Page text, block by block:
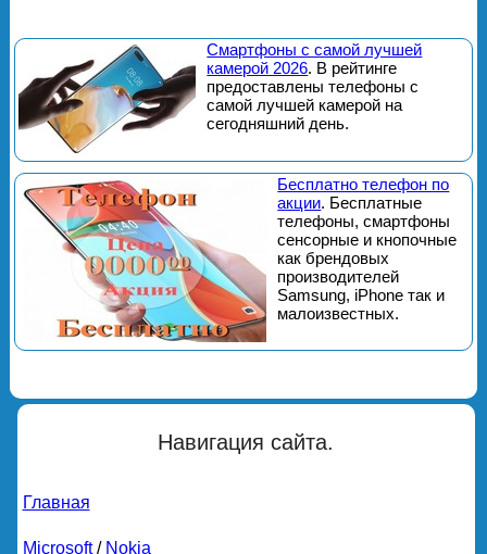
Смартфоны с самой лучшей
камерой 2026. В рейтинге
предоставлены телефоны с
самой лучшей камерой на
сегодняшний день.
Бесплатно телефон по
акции. Бесплатные
телефоны, смартфоны
сенсорные и кнопочные
как брендовых
производителей
Samsung, iPhone так и
малоизвестных.
Навигация сайта.
Главная
Microsoft/ Nokia